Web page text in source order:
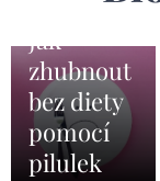
06.08.2023
Jak
zhubnout
bez diety
pomocí
pilulek